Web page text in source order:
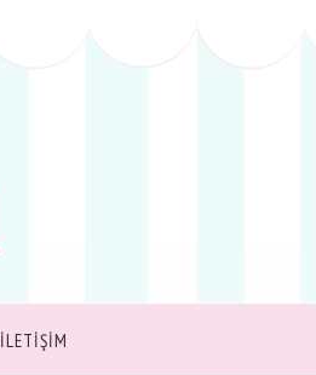
İLETİŞİM